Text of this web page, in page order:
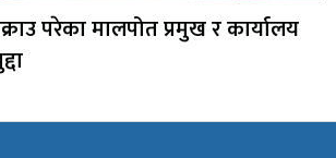
परेका मालपोत प्रमुख र कार्यालय